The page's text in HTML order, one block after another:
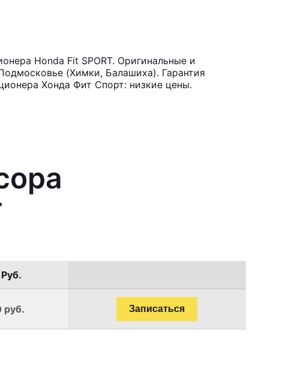
Honda Fit SPORT. Оригинальные и
(Химки, Балашиха). Гарантия
Хонда Фит Спорт: низкие цены.
руб. Записаться